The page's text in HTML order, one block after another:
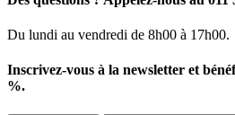
Du lundi au vendredi de 8h00 à 17h00.
Inscrivez-vous à la newsletter et
%.